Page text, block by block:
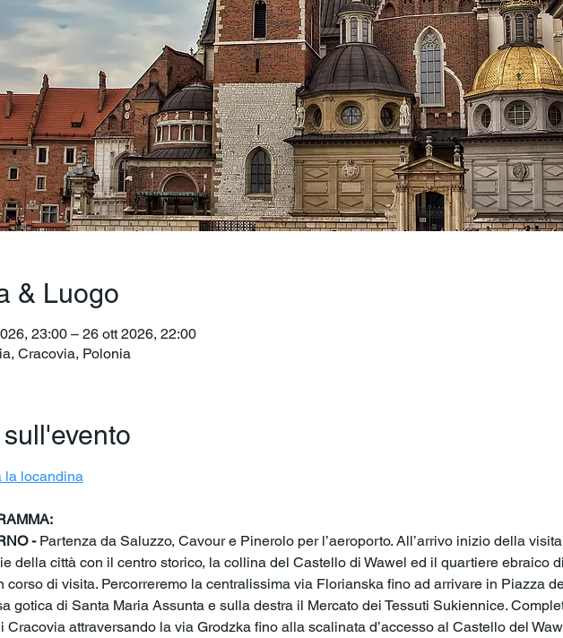
& Luogo
23:00 – 26 ott 2026, 22:00
Cracovia, Polonia
la locandina
- Partenza da Saluzzo, Cavour e Pinerolo per l’aeroporto. All’arrivo inizio della
della città con il centro storico, la collina del Castello di Wawel ed il quartiere ebraico
corso di visita. Percorreremo la centralissima via Florianska fino ad arrivare in Piazza
gotica di Santa Maria Assunta e sulla destra il Mercato dei Tessuti Sukiennice.
Cracovia attraversando la via Grodzka fino alla scalinata d’accesso al Castello del